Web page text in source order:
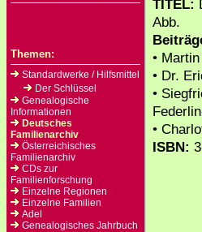
Themen:
Standardwerke / Hilfsmittel
Der Schlüssel
Genealogische
Informationen
Deutsches
Familienarchiv
Österreichisches
Familienarchiv
CDs zur
Familienforschung
Einzelne Regionen
Einzelne Familien
Adel
Genealogisches Jahrbuch
TITEL:
Abb.
•
• Dr.
•
•
ISBN: